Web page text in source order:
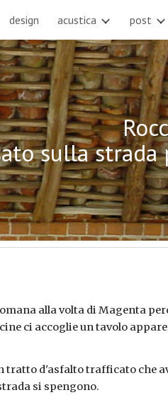
design acustica post
sulla strada
alla volta di Magenta
ci accoglie un tavolo
tratto d'asfalto trafficato che
si spengono.